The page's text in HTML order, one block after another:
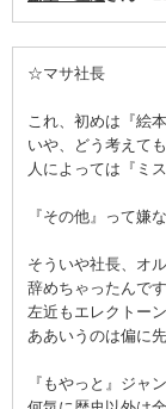
☆マサ社長
これ、初めは『絵
いや、どう考えて
人によっては『ミ
『その他』って嫌
そういや社長、オ
辞めちゃったんで
左近もエレクトー
ああいうのは偏に
『もやっと』ジャ